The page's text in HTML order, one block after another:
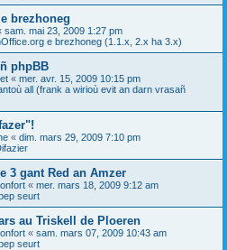
brezhoneg
sam. mai 23, 2009 1:27 pm
e brezhoneg (1.1.x, 2.x ha 3.x)
phpBB
« mer. avr. 15, 2009 10:15 pm
all (frank a wirioù evit an darn vrasañ
« dim. mars 29, 2009 7:10 pm
3 gant Red an Amzer
« mer. mars 18, 2009 9:12 am
seurt
au Triskell de Ploeren
« sam. mars 07, 2009 10:43 am
seurt